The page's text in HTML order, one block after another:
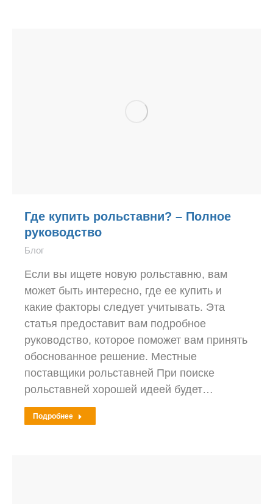
Где купить рольставни? – Полное
руководство
Блог
Если вы ищете новую рольставню, вам
может быть интересно, где ее купить и
какие факторы следует учитывать. Эта
статья предоставит вам подробное
руководство, которое поможет вам принять
обоснованное решение. Местные
поставщики рольставней При поиске
рольставней хорошей идеей будет…
Подробнее